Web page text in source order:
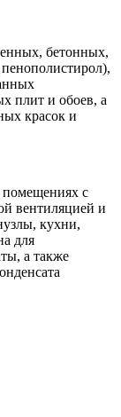
бетонных,
плит и обоев, а
красок и
помещениях с
вентиляцией и
кухни,
для
а также